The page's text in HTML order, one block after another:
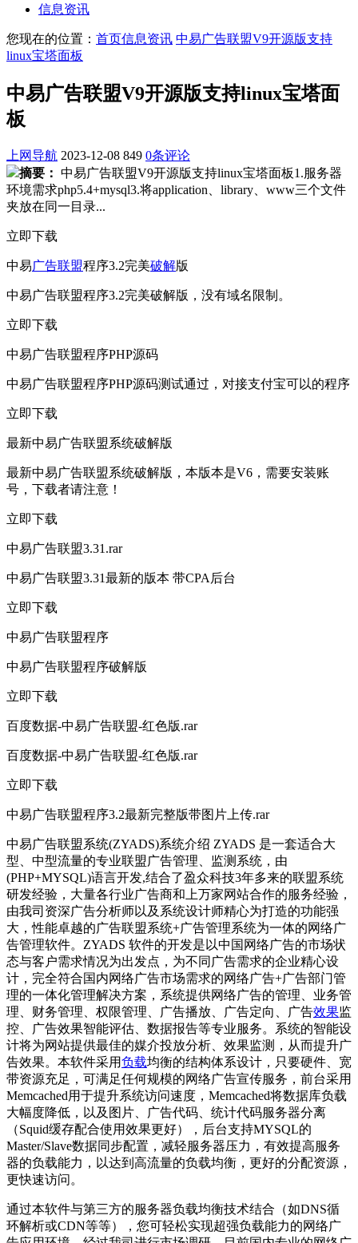
信息资讯
您现在的位置： 首页信息资讯 中易广告联盟V9开源版支持
linux宝塔面板
中易广告联盟V9开源版支持linux宝塔面
板
上网导航 2023-12-08 849 0条评论
摘要： 中易广告联盟V9开源版支持linux宝塔面板1.服务器
环境需求php5.4+mysql3.将application、library、www三个文件
夹放在同一目录...
立即下载
中易广告联盟程序3.2完美破解版
中易广告联盟程序3.2完美破解版，没有域名限制。
立即下载
中易广告联盟程序PHP源码
中易广告联盟程序PHP源码测试通过，对接支付宝可以的程序
立即下载
最新中易广告联盟系统破解版
最新中易广告联盟系统破解版，本版本是V6，需要安装账
号，下载者请注意！
立即下载
中易广告联盟3.31.rar
中易广告联盟3.31最新的版本 带CPA后台
立即下载
中易广告联盟程序
中易广告联盟程序破解版
立即下载
百度数据-中易广告联盟-红色版.rar
百度数据-中易广告联盟-红色版.rar
立即下载
中易广告联盟程序3.2最新完整版带图片上传.rar
中易广告联盟系统(ZYADS)系统介绍 ZYADS 是一套适合大
型、中型流量的专业联盟广告管理、监测系统，由
(PHP+MYSQL)语言开发,结合了盈众科技3年多来的联盟系统
研发经验，大量各行业广告商和上万家网站合作的服务经验，
由我司资深广告分析师以及系统设计师精心为打造的功能强
大，性能卓越的广告联盟系统+广告管理系统为一体的网络广
告管理软件。ZYADS 软件的开发是以中国网络广告的市场状
态与客户需求情况为出发点，为不同广告需求的企业精心设
计，完全符合国内网络广告市场需求的网络广告+广告部门管
理的一体化管理解决方案，系统提供网络广告的管理、业务管
理、财务管理、权限管理、广告播放、广告定向、广告效果监
控、广告效果智能评估、数据报告等专业服务。系统的智能设
计将为网站提供最佳的媒介投放分析、效果监测，从而提升广
告效果。本软件采用负载均衡的结构体系设计，只要硬件、宽
带资源充足，可满足任何规模的网络广告宣传服务，前台采用
Memcached用于提升系统访问速度，Memcached将数据库负载
大幅度降低，以及图片、广告代码、统计代码服务器分离
（Squid缓存配合使用效果更好），后台支持MYSQL的
Master/Slave数据同步配置，减轻服务器压力，有效提高服务
器的负载能力，以达到高流量的负载均衡，更好的分配资源，
更快速访问。
通过本软件与第三方的服务器负载均衡技术结合（如DNS循
环解析或CDN等等），您可轻松实现超强负载能力的网络广